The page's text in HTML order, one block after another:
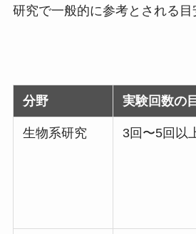
研究で一般的に参考とされる目
分野 実験回数の
生物系研究 3回〜5回以